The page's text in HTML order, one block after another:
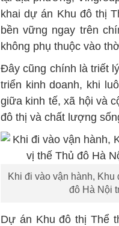
khai dự án Khu đô thị
bền vững ngay trên
không phụ thuộc vào
Đây cũng chính là triết
triển kinh doanh, khi
giữa kinh tế, xã hội và
đô thị và chất lượng
Khi đi vào vận hành, Khu
đô Hà Nội
Dự án Khu đô thị Thể